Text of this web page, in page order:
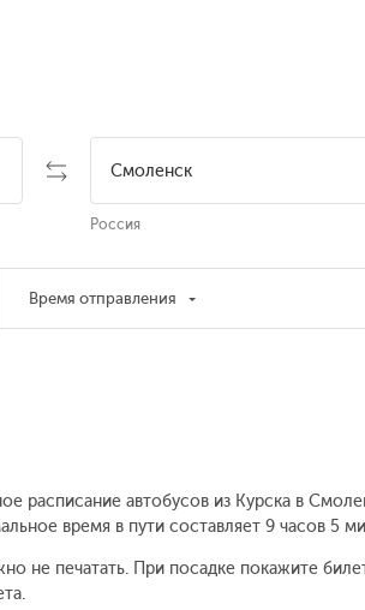
Россия
Время отправления
расписание автобусов из Курска в
время в пути составляет 9 часов 5
не печатать. При посадке покажите